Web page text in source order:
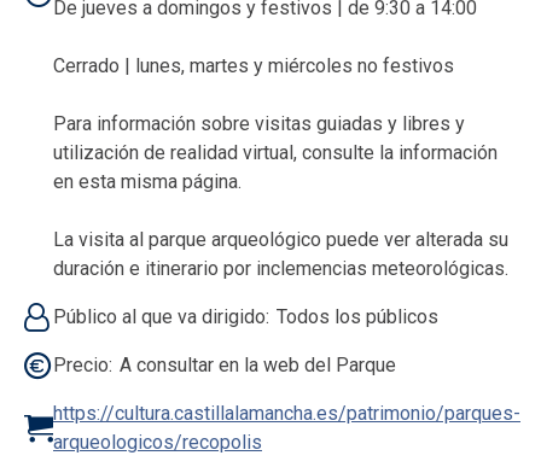
De jueves a domingos y festivos | de 9:30 a 14:00
Cerrado | lunes, martes y miércoles no festivos
Para información sobre visitas guiadas y libres y
utilización de realidad virtual, consulte la información
en esta misma página.
La visita al parque arqueológico puede ver alterada su
duración e itinerario por inclemencias meteorológicas.
Público al que va dirigido Todos los públicos
Precio A consultar en la web del Parque
https://cultura.castillalamancha.es/patrimonio/parques-
arqueologicos/recopolis